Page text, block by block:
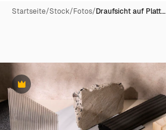
Startseite/Stock/Fotos/Draufsicht auf Platt…
Premium